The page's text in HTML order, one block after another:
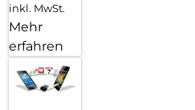
inkl. MwSt.
Mehr
erfahren